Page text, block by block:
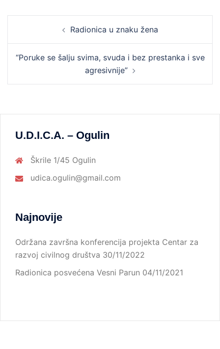
navigation Radionica u znaku žena
“Poruke se šalju svima, svuda i bez prestanka i sve
agresivnije”
U.D.I.C.A. – Ogulin
Škrile 1/45 Ogulin
udica.ogulin@gmail.com
Najnovije
Održana završna konferencija projekta Centar za
razvoj civilnog društva 30/11/2022
Radionica posvećena Vesni Parun 04/11/2021